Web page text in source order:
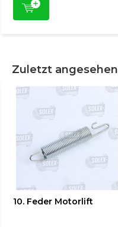
Zuletzt angesehen
10. Feder Motorlift